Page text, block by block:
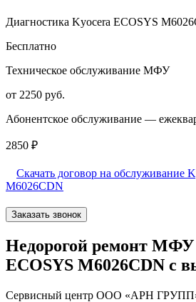
Диагностика Kyocera ECOSYS
Бесплатно
Техническое обслуживание МФУ
от 2250 руб.
Абонентское обслуживание —
2850 ₽
Скачать договор на обслуживание
M6026CDN
Заказать звонок
Недорогой ремонт
ECOSYS M6026CDN с
Сервисный центр ООО «АРН ГРУПП»